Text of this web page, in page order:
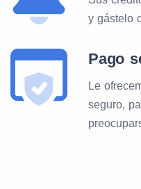
y gástelo
Pago
Le
seguro,